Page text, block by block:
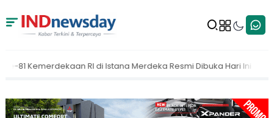
Merdeka Resmi Dibuka Hari Ini 5 Agustus 2026 MAKI Dorong